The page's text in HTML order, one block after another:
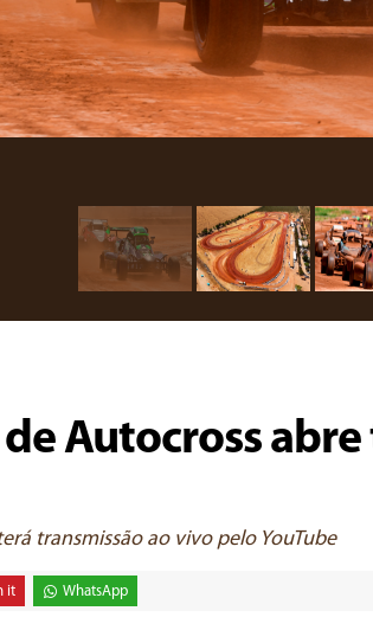
Autocross
transmissão ao vivo pelo YouTube
it WhatsApp